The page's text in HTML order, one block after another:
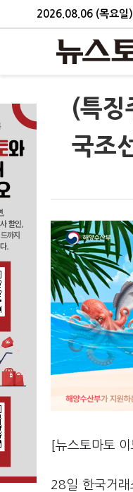
2026.08.06 (목요일)
(특
국조
[뉴스토마토
28일 한국거